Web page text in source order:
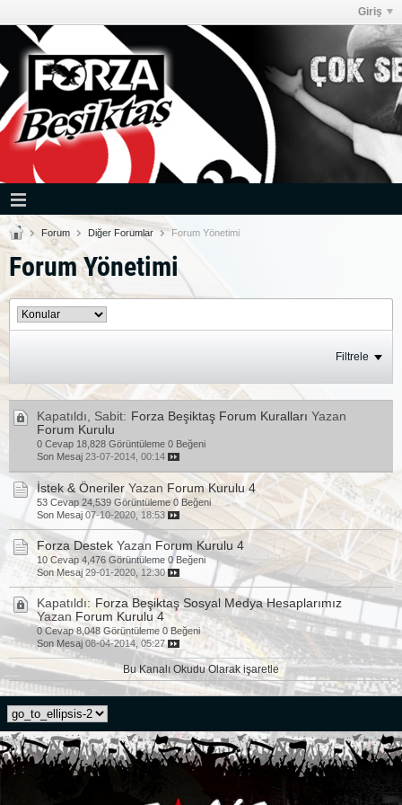
Giriş
Forum Diğer Forumlar Forum Yönetimi
Forum Yönetimi
Filtrele
Kapatıldı, Sabit: Forza Beşiktaş Forum Kuralları Yazan
Forum Kurulu
0 Cevap 18,828 Görüntüleme 0 Beğeni
Son Mesaj 23-07-2014, 00:14
İstek & Öneriler Yazan Forum Kurulu 4
53 Cevap 24,539 Görüntüleme 0 Beğeni
Son Mesaj 07-10-2020, 18:53
Forza Destek Yazan Forum Kurulu 4
10 Cevap 4,476 Görüntüleme 0 Beğeni
Son Mesaj 29-01-2020, 12:30
Kapatıldı: Forza Beşiktaş Sosyal Medya Hesaplarımız
Yazan Forum Kurulu 4
0 Cevap 8,048 Görüntüleme 0 Beğeni
Son Mesaj 08-04-2014, 05:27
Bu Kanalı Okudu Olarak işaretle